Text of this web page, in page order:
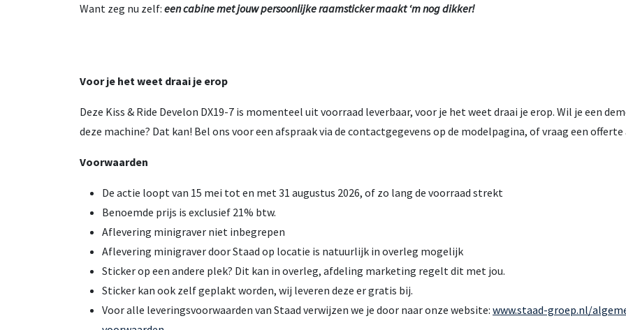
Want zeg nu zelf: een cabine met jouw persoonlijke raamsticker maakt ‘m nog dikker!
Voor je het weet draai je erop
Deze Kiss & Ride Develon DX19-7 is momenteel uit voorraad leverbaar, voor je het weet draai je erop. Wil je een
deze machine? Dat kan! Bel ons voor een afspraak via de contactgegevens op de modelpagina, of vraag een offerte
Voorwaarden
De actie loopt van 15 mei tot en met 31 augustus 2026, of zo lang de voorraad strekt
Benoemde prijs is exclusief 21% btw.
Aflevering minigraver niet inbegrepen
Aflevering minigraver door Staad op locatie is natuurlijk in overleg mogelijk
Sticker op een andere plek? Dit kan in overleg, afdeling marketing regelt dit met jou.
Sticker kan ook zelf geplakt worden, wij leveren deze er gratis bij.
Voor alle leveringsvoorwaarden van Staad verwijzen we je door naar onze website: www.staad-groep.nl/